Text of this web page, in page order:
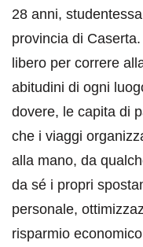
28 anni,
provincia di
libero per correre
abitudini di ogni
dovere, le capita di
che i viaggi
alla mano, da
da sé i propri
personale,
risparmio